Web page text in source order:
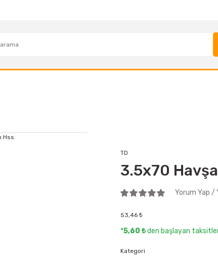
TD
3.5x70 Havşa
Yorum Yap /
53,46 ₺
*5,60 ₺den başlayan
Kategori